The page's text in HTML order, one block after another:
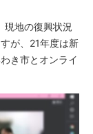
地の復興状況
が、21年度は新
き市とオンライ